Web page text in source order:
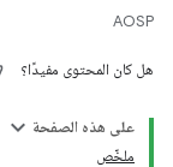
AOSP
هل كان المحتوى مفيدًا؟
على هذه الصفحة
ملخّص